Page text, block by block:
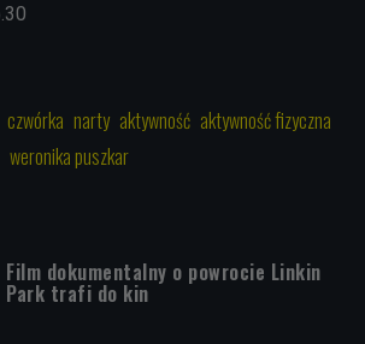
czwórka narty aktywność aktywność fizyczna
weronika puszkar
Film dokumentalny o powrocie Linkin
Park trafi do kin